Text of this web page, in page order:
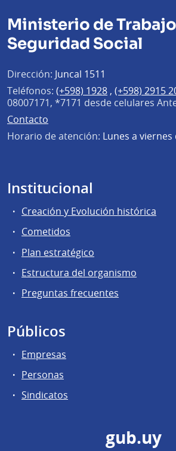
Ministerio de
Seguridad Social
Dirección: Juncal 1511
Teléfonos: (+598) 1928 , (+598) 2915
08007171, *7171 desde celulares
Contacto
Horario de atención: Lunes a viernes
Institucional
Creación y Evolución histórica
Cometidos
Plan estratégico
Estructura del organismo
Preguntas frecuentes
Públicos
Empresas
Personas
Sindicatos
gub.uy